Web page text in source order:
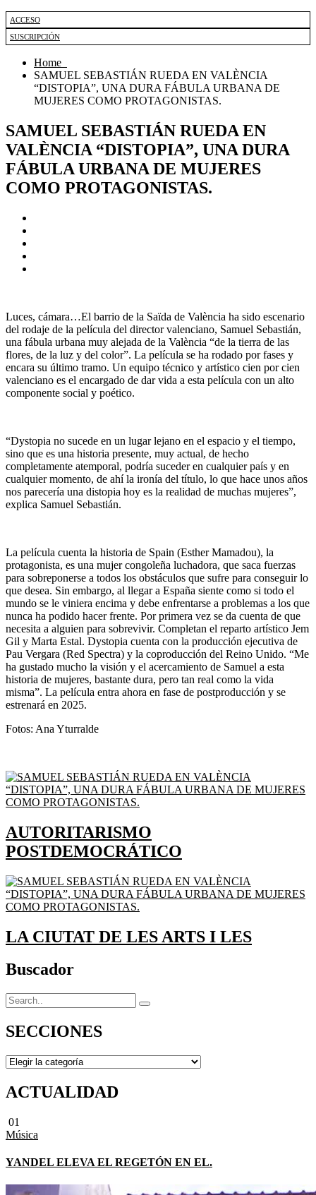
ACCESO
SUSCRIPCIÓN
Home
SAMUEL SEBASTIÁN RUEDA EN VALÈNCIA
“DISTOPIA”, UNA DURA FÁBULA URBANA DE
MUJERES COMO PROTAGONISTAS.
SAMUEL SEBASTIÁN RUEDA EN
VALÈNCIA “DISTOPIA”, UNA DURA
FÁBULA URBANA DE MUJERES
COMO PROTAGONISTAS.
Luces, cámara…El barrio de la Saïda de València ha sido escenario
del rodaje de la película del director valenciano, Samuel Sebastián,
una fábula urbana muy alejada de la València “de la tierra de las
flores, de la luz y del color”. La película se ha rodado por fases y
encara su último tramo. Un equipo técnico y artístico cien por cien
valenciano es el encargado de dar vida a esta película con un alto
componente social y poético.
“Dystopia no sucede en un lugar lejano en el espacio y el tiempo,
sino que es una historia presente, muy actual, de hecho
completamente atemporal, podría suceder en cualquier país y en
cualquier momento, de ahí la ironía del título, lo que hace unos años
nos parecería una distopia hoy es la realidad de muchas mujeres”,
explica Samuel Sebastián.
La película cuenta la historia de Spain (Esther Mamadou), la
protagonista, es una mujer congoleña luchadora, que saca fuerzas
para sobreponerse a todos los obstáculos que sufre para conseguir lo
que desea. Sin embargo, al llegar a España siente como si todo el
mundo se le viniera encima y debe enfrentarse a problemas a los que
nunca ha podido hacer frente. Por primera vez se da cuenta de que
necesita a alguien para sobrevivir. Completan el reparto artístico Jem
Gil y Marta Estal. Dystopia cuenta con la producción ejecutiva de
Pau Vergara (Red Spectra) y la coproducción del Reino Unido. “Me
ha gustado mucho la visión y el acercamiento de Samuel a esta
historia de mujeres, bastante dura, pero tan real como la vida
misma”. La película entra ahora en fase de postproducción y se
estrenará en 2025.
Fotos: Ana Yturralde
AUTORITARISMO
POSTDEMOCRÁTICO
LA CIUTAT DE LES ARTS I LES
Buscador
SECCIONES
SECCIONES
ACTUALIDAD
01
Música
YANDEL ELEVA EL REGETÓN EN EL.